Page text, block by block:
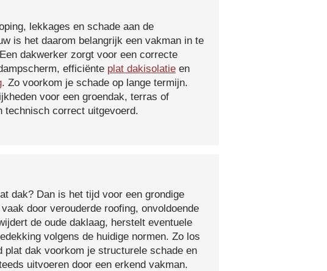
lekkages en schade aan de
is het daarom belangrijk een vakman in te
dakwerker zorgt voor een correcte
efficiënte plat dakisolatie en
. Zo voorkom je schade op lange termijn.
voor een groendak, terras of
technisch correct uitgevoerd.
dak? Dan is het tijd voor een grondige
door verouderde roofing, onvoldoende
de oude daklaag, herstelt eventuele
volgens de huidige normen. Zo los
plat dak voorkom je structurele schade en
uitvoeren door een erkend vakman.